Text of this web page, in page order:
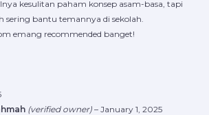
kesulitan paham konsep asam-basa, tapi
sering bantu temannya di sekolah.
emang recommended banget!
(verified owner) – January 1, 2025